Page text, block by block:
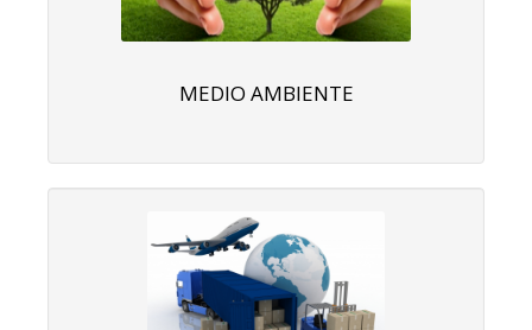
MEDIO AMBIENTE